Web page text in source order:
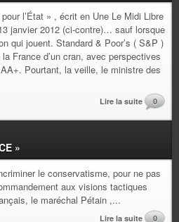
l’État » , écrit en Une Le Midi Libre
janvier 2012 (ci-contre)… sauf lorsque
qui jouent. Standard & Poor’s ( S&P )
France d’un cran, avec perspectives
Pourtant, la veille, le ministre des
Lire la suite 0
»
le conservatisme, pour ne pas
aux visions tactiques
le maréchal Pétain ,...
Lire la suite 0